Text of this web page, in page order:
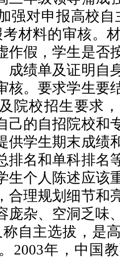
强对申报高校自
材料的审核。
作假，学生是否
成绩单及证明自
核。要求学生要
院校招生要求
己的自招院校和
供学生期末成绩
排名和单科排名
生个人陈述应该
合理规划细节和
庞杂、空洞乏味
称自主选拔，是
2003年，中国